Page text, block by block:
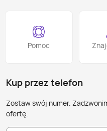
Pomoc
Kup przez telefon
Zostaw swój numer.
ofertę.